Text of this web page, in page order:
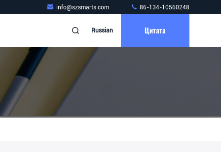
info@szsmarts.com 86-134-10560248
Russian Цитата